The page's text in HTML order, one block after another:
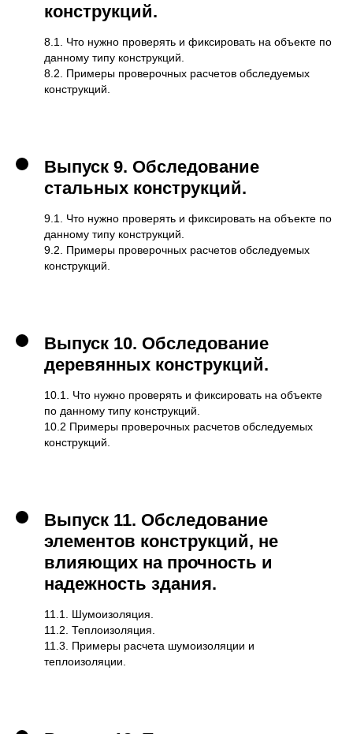
конструкций.
8.1. Что нужно проверять и фиксировать на объекте по
данному типу конструкций.
8.2. Примеры проверочных расчетов обследуемых
конструкций.
Выпуск 9. Обследование
стальных конструкций.
9.1. Что нужно проверять и фиксировать на объекте по
данному типу конструкций.
9.2. Примеры проверочных расчетов обследуемых
конструкций.
Выпуск 10. Обследование
деревянных конструкций.
10.1. Что нужно проверять и фиксировать на объекте
по данному типу конструкций.
10.2 Примеры проверочных расчетов обследуемых
конструкций.
Выпуск 11. Обследование
элементов конструкций, не
влияющих на прочность и
надежность здания.
11.1. Шумоизоляция.
11.2. Теплоизоляция.
11.3. Примеры расчета шумоизоляции и
теплоизоляции.